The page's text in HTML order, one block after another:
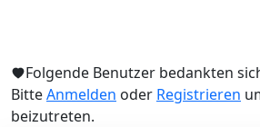
Folgende Benutzer bedankten
BitteAnmelden oder Registrieren
beizutreten.